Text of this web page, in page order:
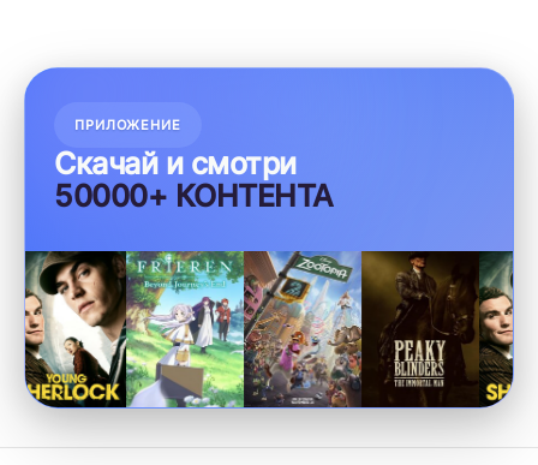
ПРИЛОЖЕНИЕ
Скачай и смотри
50000+ КОНТЕНТА